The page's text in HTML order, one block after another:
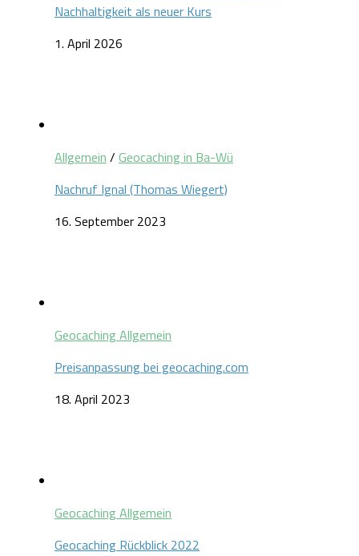
Nachhaltigkeit als neuer Kurs
1. April 2026
Allgemein / Geocaching in Ba-Wü
Nachruf Ignal (Thomas Wiegert)
16. September 2023
Geocaching Allgemein
Preisanpassung bei geocaching.com
18. April 2023
Geocaching Allgemein
Geocaching Rückblick 2022